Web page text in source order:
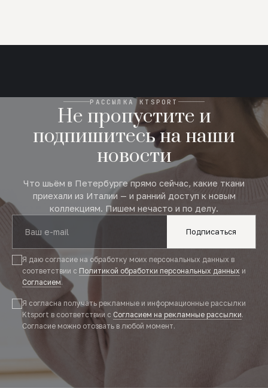
РАССЫЛКА KTSPORT
Не пропустите и
подпишитесь на наши
новости
Что шьём в Петербурге прямо сейчас, какие ткани
приехали из Италии — и ранний доступ к новым
коллекциям. Пишем нечасто и по делу.
Подписаться
Я даю согласие на обработку моих персональных данных в
соответствии с Политикой обработки персональных данных и
Согласием.
Я согласна получать рекламные и информационные рассылки
Ktsport в соответствии с Согласием на рекламные рассылки.
Согласие можно отозвать в любой момент.